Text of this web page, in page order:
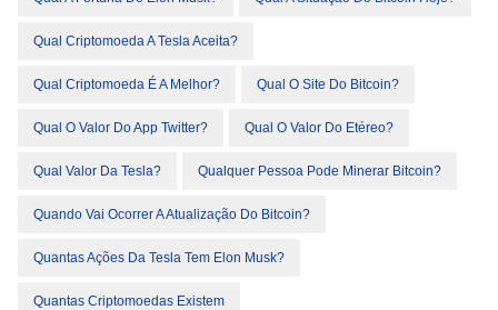
Qual Criptomoeda A Tesla Aceita?
Qual Criptomoeda É A Melhor? Qual O Site Do Bitcoin?
Qual O Valor Do App Twitter? Qual O Valor Do Etéreo?
Qual Valor Da Tesla? Qualquer Pessoa Pode Minerar Bitcoin?
Quando Vai Ocorrer A Atualização Do Bitcoin?
Quantas Ações Da Tesla Tem Elon Musk?
Quantas Criptomoedas Existem